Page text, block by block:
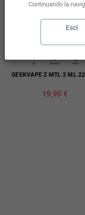
GEEKVAPE Z MTL 2 ML
19,90 €
Continuando la
Esci